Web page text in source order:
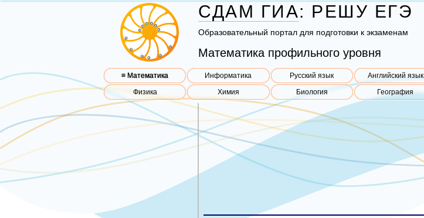
СДАМ ГИА: РЕШУ ЕГЭ
Об­ра­зо­ва­тель­ный пор­тал для под­го­тов­ки к эк­за­ме­нам
Математика профильного уровня
≡ Математика Информатика Русский язык Английский язык
Физика
Химия Биология География